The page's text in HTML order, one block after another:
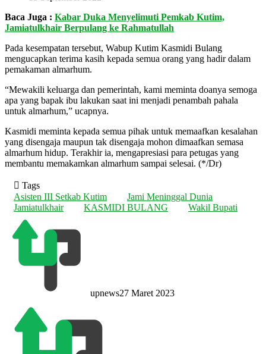
Baca Juga : Kabar Duka Menyelimuti Pemkab Kutim,
Jamiatulkhair Berpulang ke Rahmatullah
Pada kesempatan tersebut, Wabup Kutim Kasmidi Bulang
mengucapkan terima kasih kepada semua orang yang hadir dalam
pemakaman almarhum.
“Mewakili keluarga dan pemerintah, kami meminta doanya semoga
apa yang bapak ibu lakukan saat ini menjadi penambah pahala
untuk almarhum,” ucapnya.
Kasmidi meminta kepada semua pihak untuk memaafkan kesalahan
yang disengaja maupun tak disengaja mohon dimaafkan semasa
almarhum hidup. Terakhir ia, mengapresiasi para petugas yang
membantu memakamkan almarhum sampai selesai. (*/Dr)
Tags
Asisten III Setkab Kutim
Jami Meninggal Dunia
Jamiatulkhair
KASMIDI BULANG Wakil Bupati
upnews27 Maret 2023